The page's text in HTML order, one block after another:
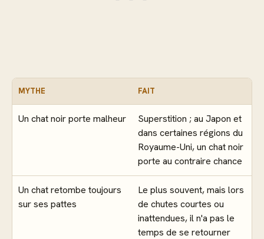
MYTHE FAIT
Un chat noir porte malheur
Superstition ; au Japon et
dans certaines régions du
Royaume-Uni, un chat noir
porte au contraire chance
Un chat retombe toujours
sur ses pattes
Le plus souvent, mais lors
de chutes courtes ou
inattendues, il n'a pas le
temps de se retourner